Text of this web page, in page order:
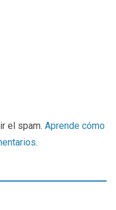
el spam. Aprende cómo
.